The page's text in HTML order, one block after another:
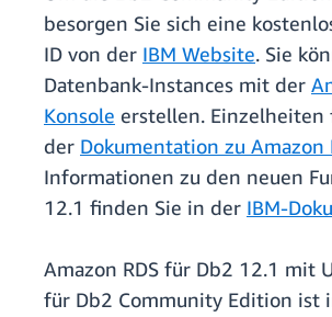
besorgen Sie sich eine
ID von der IBM Website. Sie
Datenbank-Instances mit der
Konsole erstellen. Einzelheiten
der Dokumentation zu Amazon
Informationen zu den neuen
12.1 finden Sie in der IBM-
Amazon RDS für Db2 12.1 mit
für Db2 Community Edition ist